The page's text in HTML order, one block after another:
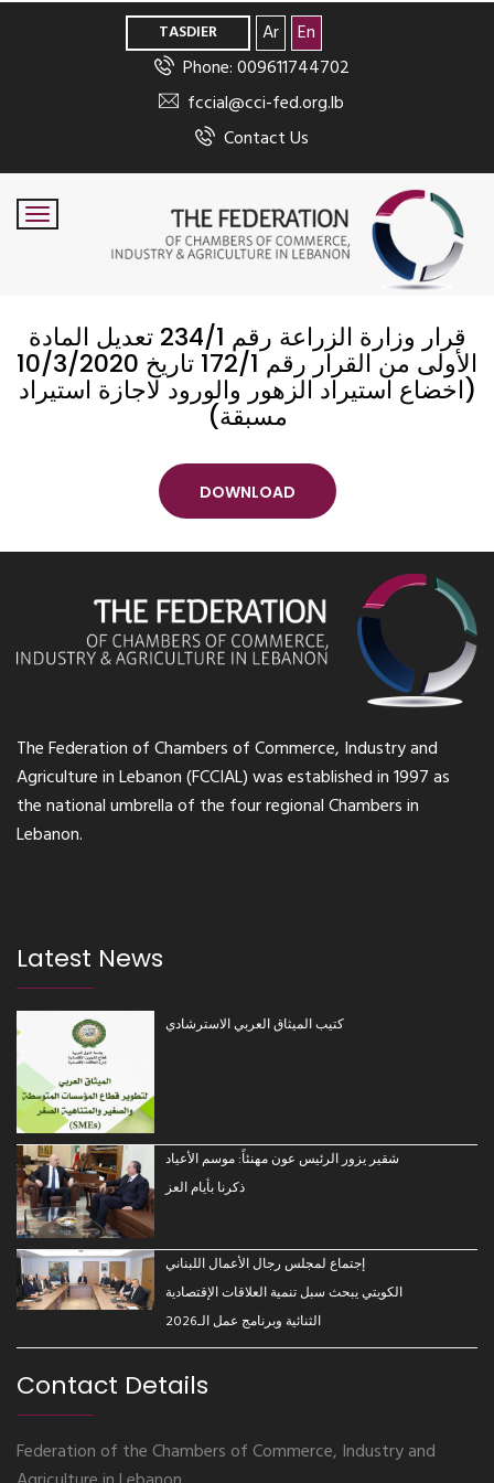
TASDIER Ar
En
Phone: 009611744702
fccial@cci-fed.org.lb
Contact Us
قرار وزارة الزراعة رقم 234/1 تعديل المادة
الأولى من القرار رقم 172/1 تاريخ 10/3/2020
(اخضاع استيراد الزهور والورود لاجازة استيراد
مسبقة)
DOWNLOAD
The Federation of Chambers of Commerce, Industry and
Agriculture in Lebanon (FCCIAL) was established in 1997 as
the national umbrella of the four regional Chambers in
Lebanon.
Latest News
كتيب الميثاق العربي الاسترشادي
شقير يزور الرئيس عون مهنئاً: موسم الأعياد
ذكرنا بأيام العز
إجتماع لمجلس رجال الأعمال اللبناني
الكويتي يبحث سبل تنمية العلاقات الإقتصادية
الثنائية وبرنامج عمل الـ2026
Contact Details
Federation of the Chambers of Commerce, Industry and